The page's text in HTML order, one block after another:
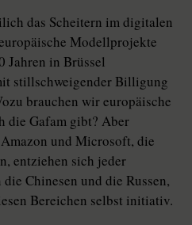
das Scheitern im digitalen
Modellprojekte
Jahren in Brüssel
stillschweigender Billigung
brauchen wir europäische
die Gafam gibt? Aber
und Microsoft, die
entziehen sich jeder
Chinesen und die Russen,
Bereichen selbst initiativ.